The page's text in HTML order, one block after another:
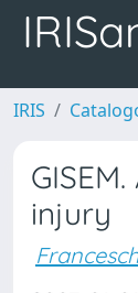
IRIS
injury